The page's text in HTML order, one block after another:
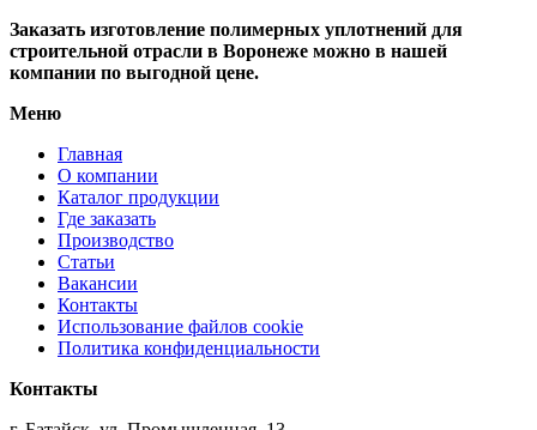
Заказать изготовление полимерных уплотнений для
строительной отрасли в Воронеже можно в нашей
компании по выгодной цене.
Меню
Главная
О компании
Каталог продукции
Где заказать
Производство
Статьи
Вакансии
Контакты
Использование файлов cookie
Политика конфиденциальности
Контакты